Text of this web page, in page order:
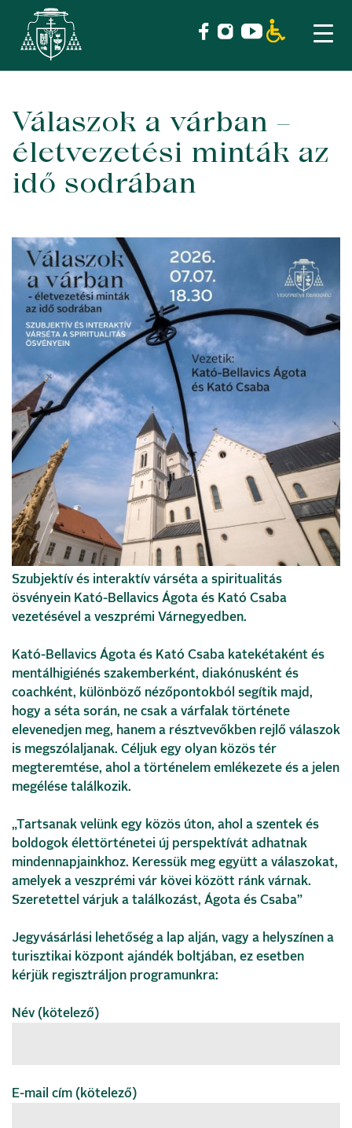
Skip
content
Válaszok a várban –
életvezetési minták az
idő sodrában
Szubjektív és interaktív várséta a spiritualitás
ösvényein Kató-Bellavics Ágota és Kató Csaba
vezetésével a veszprémi Várnegyedben.
Kató-Bellavics Ágota és Kató Csaba katekétaként és
mentálhigiénés szakemberként, diakónusként és
coachként, különböző nézőpontokból segítik majd,
hogy a séta során, ne csak a várfalak története
elevenedjen meg, hanem a résztvevőkben rejlő válaszok
is megszólaljanak. Céljuk egy olyan közös tér
megteremtése, ahol a történelem emlékezete és a jelen
megélése találkozik.
„Tartsanak velünk egy közös úton, ahol a szentek és
boldogok élettörténetei új perspektívát adhatnak
mindennapjainkhoz. Keressük meg együtt a válaszokat,
amelyek a veszprémi vár kövei között ránk várnak.
Szeretettel várjuk a találkozást, Ágota és Csaba”
Jegyvásárlási lehetőség a lap alján, vagy a helyszínen a
turisztikai központ ajándék boltjában, ez esetben
kérjük regisztráljon programunkra:
Név (kötelező)
E-mail cím (kötelező)